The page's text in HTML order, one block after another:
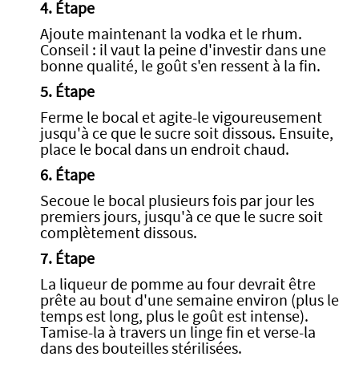
4. Étape
Ajoute maintenant la vodka et le rhum.
Conseil : il vaut la peine d'investir dans une
bonne qualité, le goût s'en ressent à la fin.
5. Étape
Ferme le bocal et agite-le vigoureusement
jusqu'à ce que le sucre soit dissous. Ensuite,
place le bocal dans un endroit chaud.
6. Étape
Secoue le bocal plusieurs fois par jour les
premiers jours, jusqu'à ce que le sucre soit
complètement dissous.
7. Étape
La liqueur de pomme au four devrait être
prête au bout d'une semaine environ (plus le
temps est long, plus le goût est intense).
Tamise-la à travers un linge fin et verse-la
dans des bouteilles stérilisées.